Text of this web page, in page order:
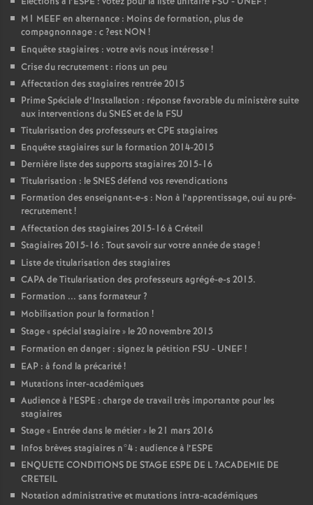
M1 MEEFen alternance : Moins de formation, plus de
compagnonnage : c?est NON !
Enquête stagiaires : votre avis nous intéresse!
Crise du recrutement : rions un peu
Affectation des stagiaires rentrée 2015
Prime Spéciale d’Installation : réponse favorable du ministère suite
aux interventions duSNESet de la FSU
Titularisation des professeurs etCPE stagiaires
Enquête stagiaires sur la formation 2014-2015
Dernière liste des supports stagiaires 2015-16
Titularisation : leSNESdéfend vos revendications
Formation des enseignant-e-s : Non à l’apprentissage, oui au pré-
recrutement!
Affectation des stagiaires 2015-16 à Créteil
Stagiaires 2015-16 : Tout savoir sur votre année de stage!
Liste de titularisation des stagiaires
CAPAde Titularisation des professeurs agrégé-e-s 2015.
Formation ... sans formateur?
Mobilisation pour la formation !
Stage «spécial stagiaire» le 20 novembre 2015
Formation en danger : signez la pétition FSU - UNEF!
EAP : à fond la précarité!
Mutations inter-académiques
Audience à l’ESPE : charge de travail très importante pour les
stagiaires
Stage « Entrée dans le métier» le 21 mars 2016
Infos brèves stagiaires n°4 : audience à l’ESPE
ENQUETE CONDITIONS DE STAGE ESPE DE L?ACADEMIE DE
CRETEIL
Notation administrative et mutations intra-académiques